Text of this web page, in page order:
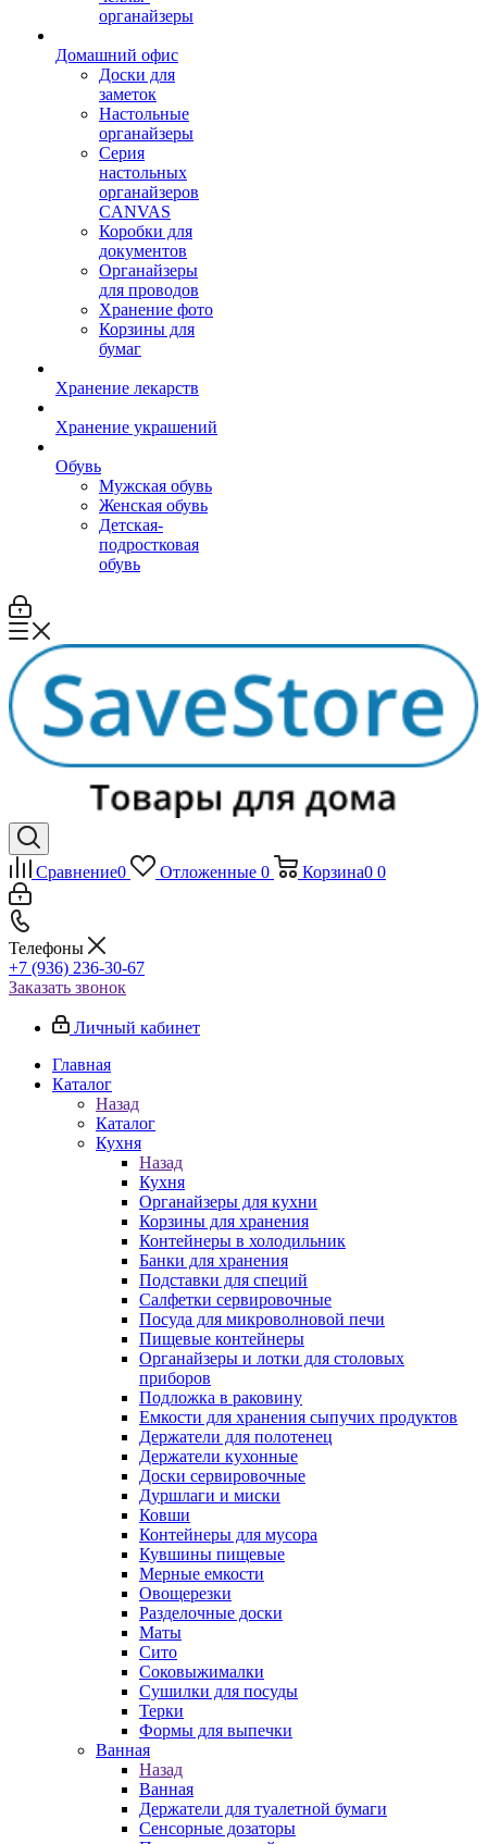
органайзеры
Домашний офис
Доски для
заметок
Настольные
органайзеры
Серия
настольных
органайзеров
CANVAS
Коробки для
документов
Органайзеры
для проводов
Хранение фото
Корзины для
бумаг
Хранение лекарств
Хранение украшений
Обувь
Мужская обувь
Женская обувь
Детская-
подростковая
обувь
Сравнение0 Отложенные 0 Корзина0 0
Телефоны
+7 (936) 236-30-67
Заказать звонок
Личный кабинет
Главная
Каталог
Назад
Каталог
Кухня
Назад
Кухня
Органайзеры для кухни
Корзины для хранения
Контейнеры в холодильник
Банки для хранения
Подставки для специй
Салфетки сервировочные
Посуда для микроволновой печи
Пищевые контейнеры
Органайзеры и лотки для столовых
приборов
Подложка в раковину
Емкости для хранения сыпучих продуктов
Держатели для полотенец
Держатели кухонные
Доски сервировочные
Дуршлаги и миски
Ковши
Контейнеры для мусора
Кувшины пищевые
Мерные емкости
Овощерезки
Разделочные доски
Маты
Сито
Соковыжималки
Сушилки для посуды
Терки
Формы для выпечки
Ванная
Назад
Ванная
Держатели для туалетной бумаги
Сенсорные дозаторы